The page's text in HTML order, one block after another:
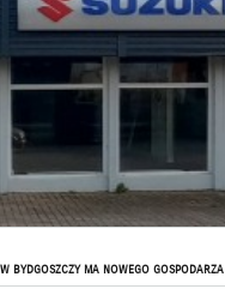
BYDGOSZCZY MA NOWEGO GOSPODARZA